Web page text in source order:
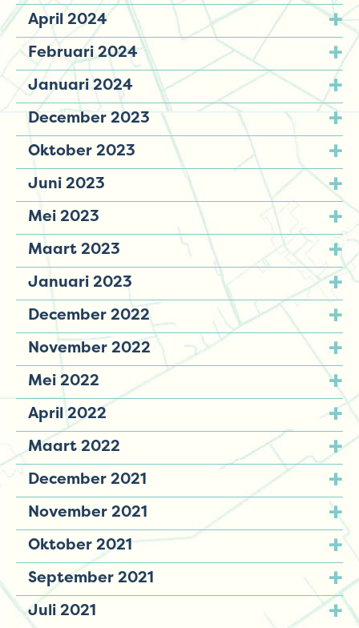
April 2024
Februari 2024
Januari 2024
December 2023
Oktober 2023
Juni 2023
Mei 2023
Maart 2023
Januari 2023
December 2022
November 2022
Mei 2022
April 2022
Maart 2022
December 2021
November 2021
Oktober 2021
September 2021
Juli 2021